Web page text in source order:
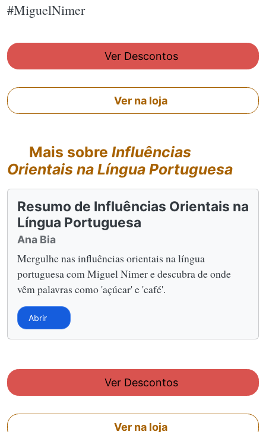
#MiguelNimer
Ver Descontos
Ver na loja
Mais sobre Influências
Orientais na Língua Portuguesa
Resumo de Influências Orientais na
Língua Portuguesa
Ana Bia
Mergulhe nas influências orientais na língua
portuguesa com Miguel Nimer e descubra de onde
vêm palavras como 'açúcar' e 'café'.
Abrir
Ver Descontos
Ver na loja